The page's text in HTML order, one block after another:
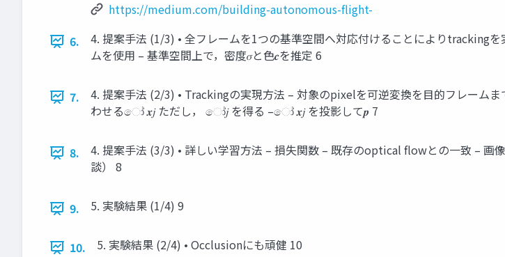
https://medium.com/building-autonomous-flight-
6.
4. 提案手法 (1/3) • 全フレームを1つの基準空間へ対応付けることによりtracking
ムを使用 – 基準空間上で，密度𝜎と色𝒄を推定 6
7.
4. 提案手法 (2/3) • Trackingの実現方法 – 対象のpixelを可逆変換を目的フレーム
わせるෝ 𝒙𝑗 ただし， ෝ𝑗 を得る –ෝ 𝒙𝑗 を投影して𝒑 7
8.
4. 提案手法 (3/3) • 詳しい学習方法 – 損失関数 – 既存のoptical flowとの一致 – 画
談） 8
9. 5. 実験結果 (1/4) 9
10. 5. 実験結果 (2/4) • Occlusionにも頑健 10